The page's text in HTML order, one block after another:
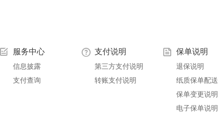
服务中心
信息披露
支付查询
支付说明
第三方支付说明
转账支付说明
保单说明
退保说明
纸质保单配送
保单变更说明
电子保单说明